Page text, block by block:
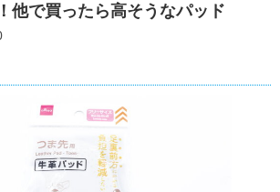
他で買ったら高そうなパッド